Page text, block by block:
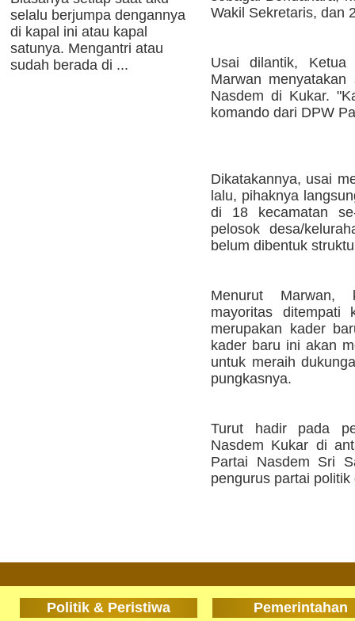
selalu berjumpa dengannya
di kapal ini atau kapal
satunya. Mengantri atau
sudah berada di ...
Wakil Sekretaris, dan
Usai dilantik,
Marwan
Nasdem di Kukar.
komando dari DPW
Dikatakannya, usai
lalu, pihaknya
di 18 kecamatan
pelosok desa/
belum dibentuk
Menurut Marwan,
mayoritas ditempati
merupakan kader
kader baru ini akan
untuk meraih
pungkasnya.
Turut hadir pada
Nasdem Kukar di
Partai Nasdem Sri
pengurus partai politik
Politik & Peristiwa Pemerintahan